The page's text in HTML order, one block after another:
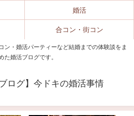
ン・婚活パーティーなど結婚までの体験談をま
た婚活ブログです。
ログ】今ドキの婚活事情
婚活
合コン・街コン